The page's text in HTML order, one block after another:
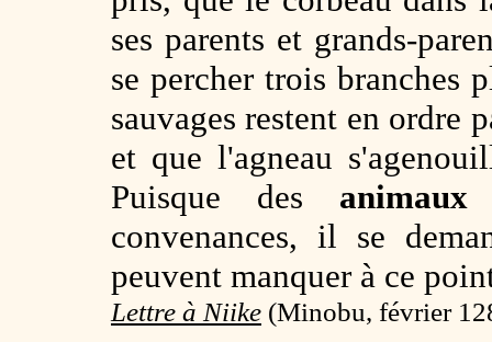
ses parents et grands-
se percher trois branches
sauvages restent en ordre
et que l'agneau
Puisque des animaux
convenances, il se
peuvent manquer à ce
Lettre à Niike (Minobu, février